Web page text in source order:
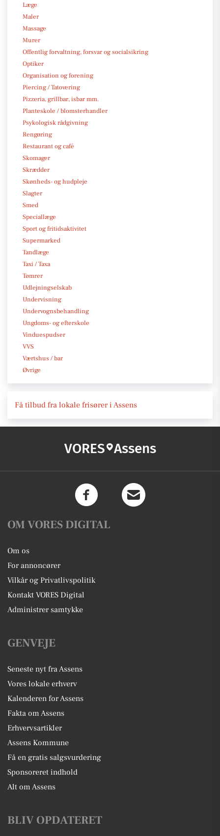
Læge
Maler
Massage
Murer
Offentlig forvaltning, forsvar og socialsikring
Optiker
Organisation og forening
Piercing / Tatovering
Pizzeria, grillbar, isbar mm.
Planteskole / blomsterhandler
Psykologisk rådgivning
Rengøring
Restaurant og café
Skomager
Skrædder
Skønheds- og hudpleje
Slagter
Smed
Speciallæge
Sport og fritidsaktivitet
Supermarked
Tandlæge
Taxi / Taxa
Tømrer
Udlejningselskab
Undervisning
Undervognsbehandling
Ungdoms- og efterskole
Vinduespudser
VVS
Værtshus / bar
Øvrige
Få tilbud fra lokale frisører i Assens
VORES Assens
OM VORES DIGITAL
Om os
For annoncører
Vilkår og Privatlivspolitik
Kontakt VORES Digital
Administrer samtykke
GENVEJE
Seneste nyt fra Assens
Vores lokale erhverv
Kalenderen for Assens
Fakta om Assens
Erhvervsartikler
Assens Kommune
Få en gratis salgsvurdering
Sponsoreret indhold
Alt om Assens
BLIV OPDATERET